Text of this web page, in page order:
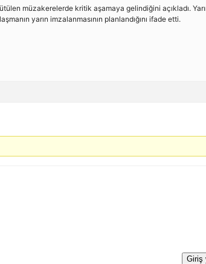
müzakerelerde kritik aşamaya gelindiğini açıkladı.
yarın imzalanmasının planlandığını ifade etti.
Giriş